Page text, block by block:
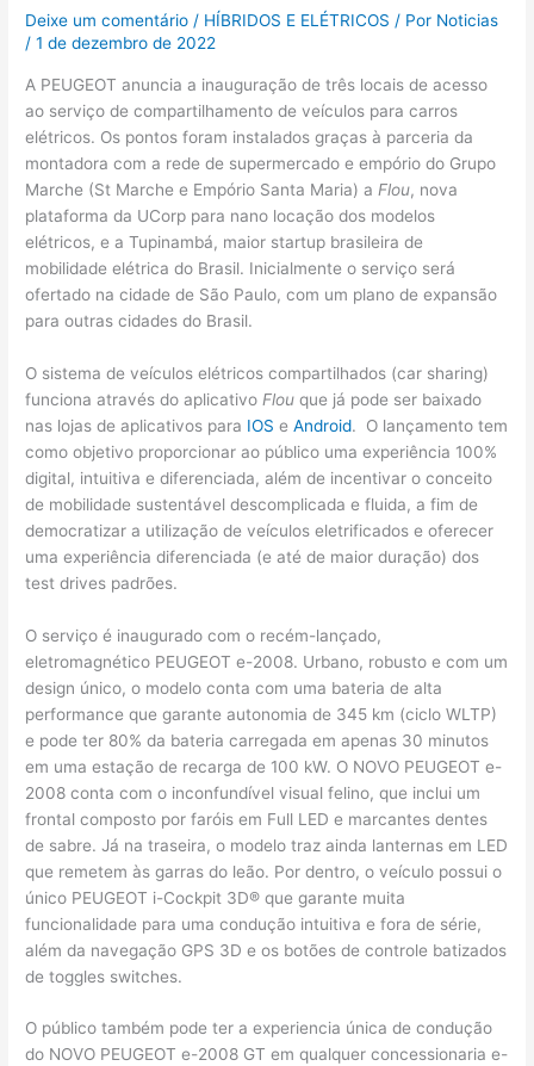
Deixe um comentário / HÍBRIDOS E ELÉTRICOS / Por Noticias
/1 de dezembro de 2022
A PEUGEOT anuncia a inauguração de três locais de acesso
ao serviço de compartilhamento de veículos para carros
elétricos. Os pontos foram instalados graças à parceria da
montadora com a rede de supermercado e empório do Grupo
Marche (St Marche e Empório Santa Maria) a Flou, nova
plataforma da UCorp para nano locação dos modelos
elétricos, e a Tupinambá, maior startup brasileira de
mobilidade elétrica do Brasil. Inicialmente o serviço será
ofertado na cidade de São Paulo, com um plano de expansão
para outras cidades do Brasil.
O sistema de veículos elétricos compartilhados (car sharing)
funciona através do aplicativo Flou que já pode ser baixado
nas lojas de aplicativos para IOSeAndroid. O lançamento tem
como objetivo proporcionar ao público uma experiência 100%
digital, intuitiva e diferenciada, além de incentivar o conceito
de mobilidade sustentável descomplicada e fluida, a fim de
democratizar a utilização de veículos eletrificados e oferecer
uma experiência diferenciada (e até de maior duração) dos
test drives padrões.
O serviço é inaugurado com o recém-lançado,
eletromagnético PEUGEOT e-2008. Urbano, robusto e com um
design único, o modelo conta com uma bateria de alta
performance que garante autonomia de 345 km (ciclo WLTP)
e pode ter 80% da bateria carregada em apenas 30 minutos
em uma estação de recarga de 100 kW. O NOVO PEUGEOT e-
2008 conta com o inconfundível visual felino, que inclui um
frontal composto por faróis em Full LED e marcantes dentes
de sabre. Já na traseira, o modelo traz ainda lanternas em LED
que remetem às garras do leão. Por dentro, o veículo possui o
único PEUGEOT i-Cockpit 3D® que garante muita
funcionalidade para uma condução intuitiva e fora de série,
além da navegação GPS 3D e os botões de controle batizados
de toggles switches.
O público também pode ter a experiencia única de condução
do NOVO PEUGEOT e-2008 GT em qualquer concessionaria e-